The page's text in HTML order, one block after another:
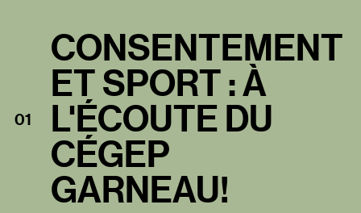
01
CONSENTEMENT
ET SPORT : À
L'ÉCOUTE DU
CÉGEP
GARNEAU!